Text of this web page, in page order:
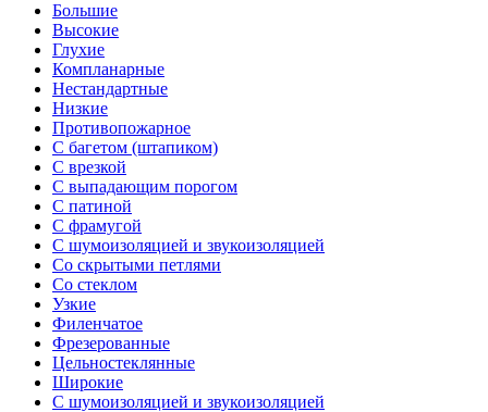
Большие
Высокие
Глухие
Компланарные
Нестандартные
Низкие
Противопожарное
С багетом (штапиком)
С врезкой
С выпадающим порогом
С патиной
С фрамугой
С шумоизоляцией и звукоизоляцией
Со скрытыми петлями
Со стеклом
Узкие
Филенчатое
Фрезерованные
Цельностеклянные
Широкие
С шумоизоляцией и звукоизоляцией